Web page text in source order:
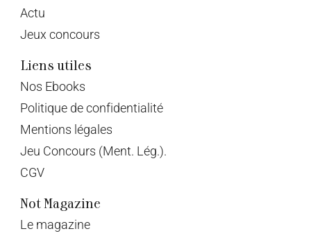
Actu
Jeux concours
Liens utiles
Nos Ebooks
Politique de confidentialité
Mentions légales
Jeu Concours (Ment. Lég.).
CGV
Not Magazine
Le magazine